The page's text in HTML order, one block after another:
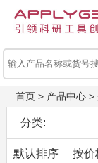
首页> 产品中心>
分类:
默认排序 按价